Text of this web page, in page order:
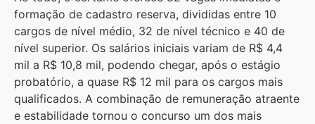
formação de cadastro reserva, divididas entre 10
cargos de nível médio, 32 de nível técnico e 40 de
nível superior. Os salários iniciais variam de R$ 4,4
mil a R$ 10,8 mil, podendo chegar, após o estágio
probatório, a quase R$ 12 mil para os cargos mais
qualificados. A combinação de remuneração atraente
e estabilidade tornou o concurso um dos mais